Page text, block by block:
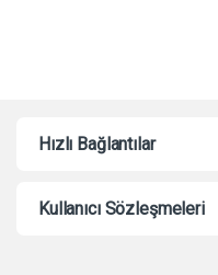
Hızlı Bağlantılar
Kullanıcı Sözleşmeleri